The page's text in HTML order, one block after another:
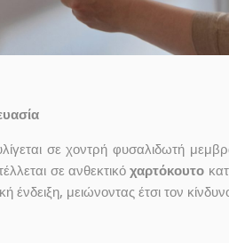
σε χοντρή φυσαλιδωτή
σε ανθεκτικόχαρτόκουτο
ένδειξη, μειώνοντας έτσι τον